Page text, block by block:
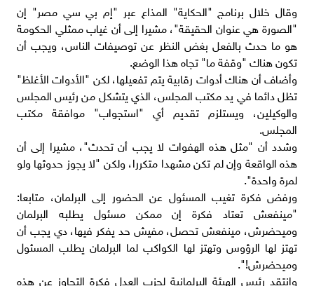
وقال خلال برنامج "الحكاية" المذاع عبر "إم بي سي مصر" إن
"الصورة هي عنوان الحقيقة"، مشيرا إلى أن غياب ممثلي الحكومة
هو ما حدث بالفعل بغض النظر عن توصيفات الناس، ويجب أن
تكون هناك "وقفة ما" تجاه هذا الوضع.
وأضاف أن هناك أدوات رقابية يتم تفعيلها، لكن "الأدوات الأغلظ"
تظل دائما في يد مكتب المجلس، الذي يتشكل من رئيس المجلس
والوكيلين، ويستلزم تقديم أي "استجواب" موافقة مكتب
المجلس.
وشدد أن "مثل هذه الهفوات لا يجب أن تحدث"، مشيرا إلى أن
هذه الواقعة وإن لم تكن مشهدا متكررا، ولكن "لا يجوز حدوثها ولو
لمرة واحدة".
ورفض فكرة تغيب المسئول عن الحضور إلى البرلمان، متابعا:
"مينفعش تعتاد فكرة إن ممكن مسئول يطلبه البرلمان
وميحضرش، مينفعش تحصل، مفيش حد يفكر فيها، دي يجب أن
تهتز لها الرؤوس وتهتز لها الكواكب لما البرلمان يطلب المسئول
وميحضرش!".
وانتقد رئيس الهيئة البرلمانية لحزب العدل فكرة التجاوز عن هذه